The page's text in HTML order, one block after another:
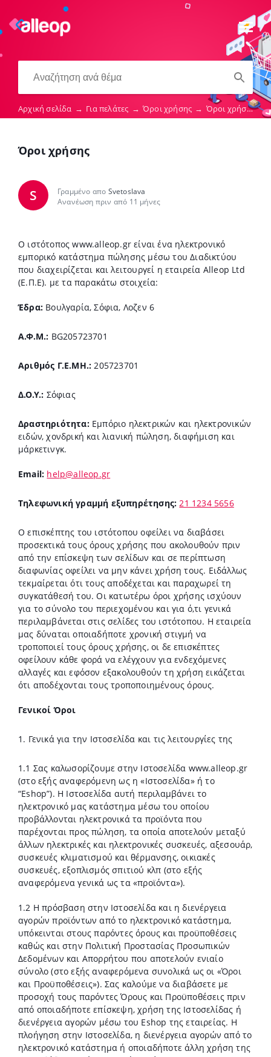
Αρχική σελίδα → Για πελάτες → Όροι χρήσης → Όροι χρήσης
Όροι χρήσης
S Γραμμένο απο Svetoslava
Ανανέωση πριν από 11 μήνες
O ιστότοπος www.alleop.gr είναι ένα ηλεκτρονικό
εμπορικό κατάστημα πώλησης μέσω του Διαδικτύου
που διαχειρίζεται και λειτουργεί η εταιρεία Alleop Ltd
(Ε.Π.Ε). με τα παρακάτω στοιχεία:
Έδρα: Βουλγαρία, Σόφια, Λοζεν 6
Α.Φ.Μ.: BG205723701
Αριθμός Γ.Ε.ΜΗ.: 205723701
Δ.Ο.Υ.: Σόφιας
Δραστηριότητα:Εμπόριο ηλεκτρικών και ηλεκτρονικών
ειδών, χονδρική και λιανική πώληση, διαφήμιση και
μάρκετινγκ.
Email: help@alleop.gr
Tηλεφωνική γραμμή εξυπηρέτησης: 21 1234 5656
Ο επισκέπτης του ιστότοπου οφείλει να διαβάσει
προσεκτικά τους όρους χρήσης που ακολουθούν πριν
από την επίσκεψη των σελίδων και σε περίπτωση
διαφωνίας οφείλει να μην κάνει χρήση τους. Ειδάλλως
τεκμαίρεται ότι τους αποδέχεται και παραχωρεί τη
συγκατάθεσή του. Οι κατωτέρω όροι χρήσης ισχύουν
για το σύνολο του περιεχομένου και για ό,τι γενικά
περιλαμβάνεται στις σελίδες του ιστότοπου. Η εταιρεία
μας δύναται οποιαδήποτε χρονική στιγμή να
τροποποιεί τους όρους χρήσης, οι δε επισκέπτες
οφείλουν κάθε φορά να ελέγχουν για ενδεχόμενες
αλλαγές και εφόσον εξακολουθούν τη χρήση εικάζεται
ότι αποδέχονται τους τροποποιημένους όρους.
Γενικοί Όροι
1. Γενικά για την Ιστοσελίδα και τις λειτουργίες της
1.1 Σας καλωσορίζουμε στην Ιστοσελίδα www.alleop.gr
(στο εξής αναφερόμενη ως η «Ιστοσελίδα» ή το
“Eshop”). H Ιστοσελίδα αυτή περιλαμβάνει το
ηλεκτρονικό μας κατάστημα μέσω του οποίου
προβάλλονται ηλεκτρονικά τα προϊόντα που
παρέχονται προς πώληση, τα οποία αποτελούν μεταξύ
άλλων ηλεκτρικές και ηλεκτρονικές συσκευές, αξεσουάρ,
συσκευές κλιματισμού και θέρμανσης, οικιακές
συσκευές, εξοπλισμός σπιτιού κλπ (στο εξής
αναφερόμενα γενικά ως τα «προϊόντα»).
1.2 Η πρόσβαση στην Ιστοσελίδα και η διενέργεια
αγορών προϊόντων από το ηλεκτρονικό κατάστημα,
υπόκεινται στους παρόντες όρους και προϋποθέσεις
καθώς και στην Πολιτική Προστασίας Προσωπικών
Δεδομένων και Απορρήτου που αποτελούν ενιαίο
σύνολο (στο εξής αναφερόμενα συνολικά ως οι «Όροι
και Προϋποθέσεις»). Σας καλούμε να διαβάσετε με
προσοχή τους παρόντες Όρους και Προϋποθέσεις πριν
από οποιαδήποτε επίσκεψη, χρήση της Ιστοσελίδας ή
διενέργεια αγορών μέσω του Eshop της εταιρείας. Η
πλοήγηση στην Ιστοσελίδα, η διενέργεια αγορών από το
ηλεκτρονικό κατάστημα ή οποιαδήποτε άλλη χρήση της